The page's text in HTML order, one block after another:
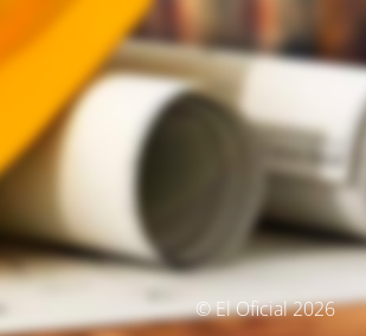
© El Oficial 2026